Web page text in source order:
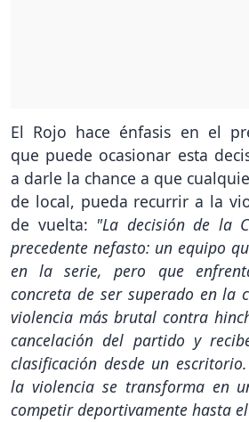
El Rojo hace énfasis en el
que puede ocasionar esta
a darle la chance a que
de local, pueda recurrir a la
de vuelta: "La decisión de la
precedente nefasto: un equipo
en la serie, pero que
concreta de ser superado en la
violencia más brutal contra
cancelación del partido y
clasificación desde un
la violencia se transforma en
competir deportivamente hasta